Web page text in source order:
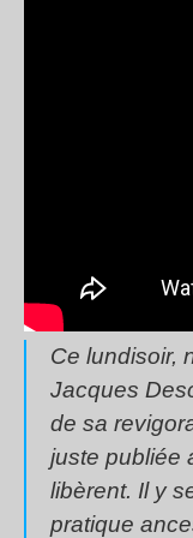
Ce lundisoir,
Jacques
de sa
juste publiée
libèrent. Il y
pratique